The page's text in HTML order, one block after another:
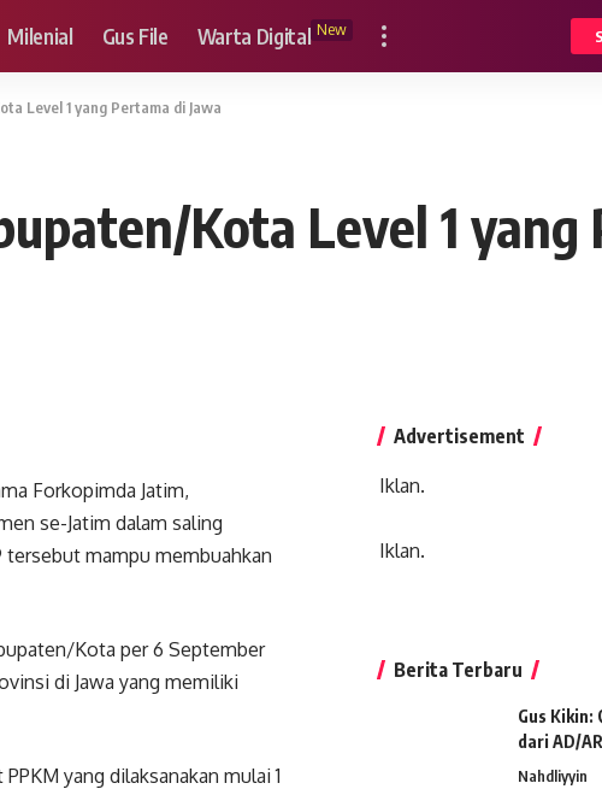
Milenial Gus File Warta Digital New
Level 1 yang Pertama di Jawa
Kota Level 1 yang
Forkopimda Jatim,
se-Jatim dalam saling
tersebut mampu membuahkan
Kota per 6 September
di Jawa yang memiliki
yang dilaksanakan mulai 1
Advertisement
Iklan.
Iklan.
Berita Terbaru
Gus Kikin:
dari AD/
Nahdliyyin